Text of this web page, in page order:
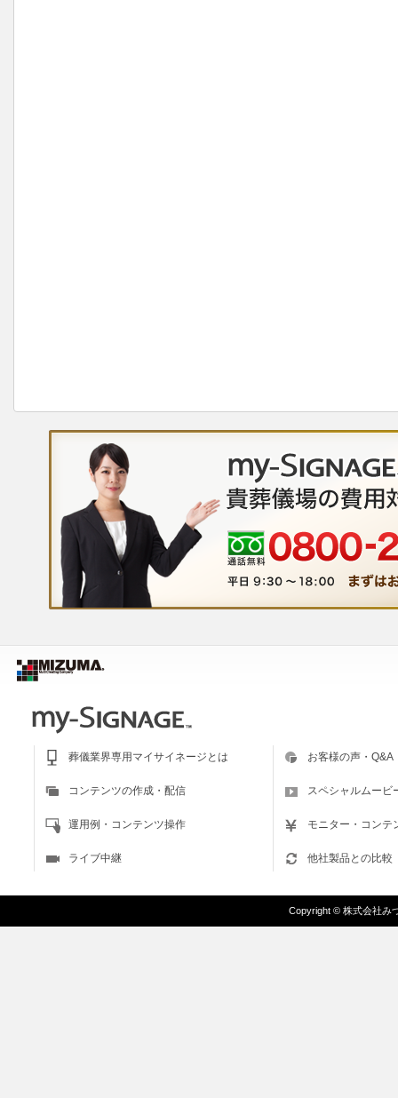
葬儀業界専用マイサイネージとは
コンテンツの作成・配信
運用例・コンテンツ操作
ライブ中継
お客様の声・Q&A
スペシャルムービ
モニター・コンテ
他社製品との比較
Copyright © 株式会社み